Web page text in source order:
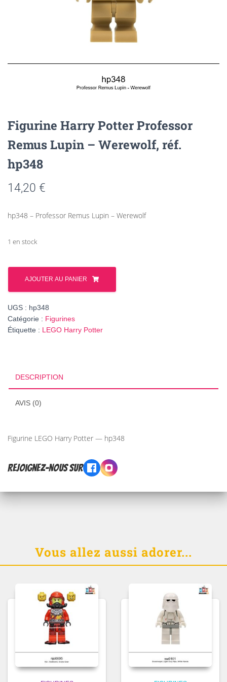
Figurine Harry Potter Professor
Remus Lupin – Werewolf, réf.
hp348
14,20 €
hp348 – Professor Remus Lupin – Werewolf
1 en stock
quantité
Figurine
Potter
Professor
Remus
réf.
hp348
AJOUTER AU PANIER
UGS : hp348
Catégorie : Figurines
Étiquette : LEGO Harry Potter
DESCRIPTION
AVIS (0)
Figurine LEGO Harry Potter — hp348
Rejoignez-nous sur
Vous allez aussi adorer...